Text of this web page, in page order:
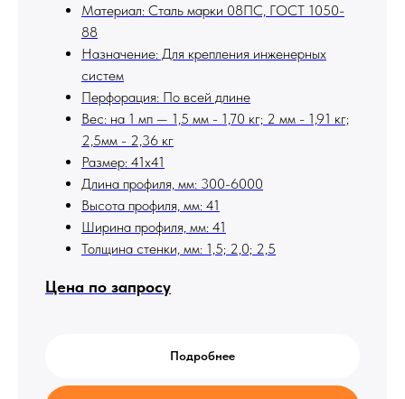
Материал: Сталь марки 08ПС, ГОСТ 1050-
88
Назначение: Для крепления инженерных
систем
Перфорация: По всей длине
Вес: на 1 мп — 1,5 мм - 1,70 кг; 2 мм - 1,91 кг;
2,5мм - 2,36 кг
Размер: 41х41
Длина профиля, мм: 300-6000
Высота профиля, мм: 41
Ширина профиля, мм: 41
Толщина стенки, мм: 1,5; 2,0; 2,5
Цена по запросу
Подробнее